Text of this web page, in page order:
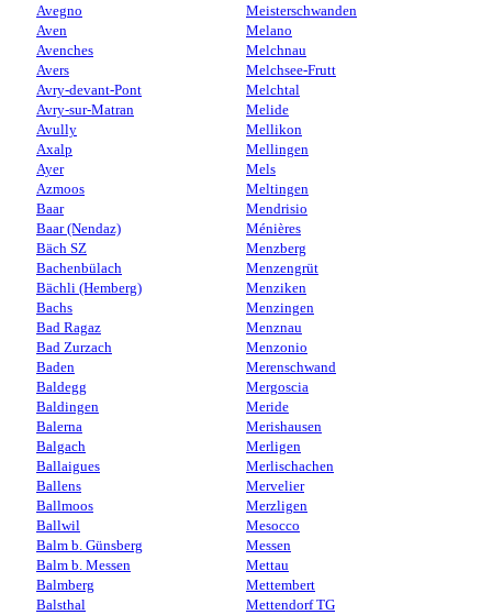
Avegno
Aven
Avenches
Avers
Avry-devant-Pont
Avry-sur-Matran
Avully
Axalp
Ayer
Azmoos
Baar
Baar (Nendaz)
Bäch SZ
Bachenbülach
Bächli (Hemberg)
Bachs
Bad Ragaz
Bad Zurzach
Baden
Baldegg
Baldingen
Balerna
Balgach
Ballaigues
Ballens
Ballmoos
Ballwil
Balm b. Günsberg
Balm b. Messen
Balmberg
Balsthal
Meisterschwanden
Melano
Melchnau
Melchsee-Frutt
Melchtal
Melide
Mellikon
Mellingen
Mels
Meltingen
Mendrisio
Ménières
Menzberg
Menzengrüt
Menziken
Menzingen
Menznau
Menzonio
Merenschwand
Mergoscia
Meride
Merishausen
Merligen
Merlischachen
Mervelier
Merzligen
Mesocco
Messen
Mettau
Mettembert
Mettendorf TG